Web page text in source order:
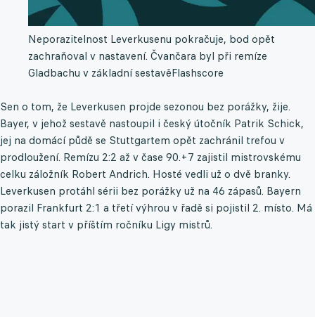
Neporazitelnost Leverkusenu pokračuje, bod opět
zachraňoval v nastavení. Čvančara byl při remíze
Gladbachu v základní sestavěFlashscore
Sen o tom, že Leverkusen projde sezonou bez porážky, žije.
Bayer, v jehož sestavě nastoupil i český útočník Patrik Schick,
jej na domácí půdě se Stuttgartem opět zachránil trefou v
prodloužení. Remízu 2:2 až v čase 90.+7 zajistil mistrovskému
celku záložník Robert Andrich. Hosté vedli už o dvě branky.
Leverkusen protáhl sérii bez porážky už na 46 zápasů. Bayern
porazil Frankfurt 2:1 a třetí výhrou v řadě si pojistil 2. místo. Má
tak jistý start v příštím ročníku Ligy mistrů.